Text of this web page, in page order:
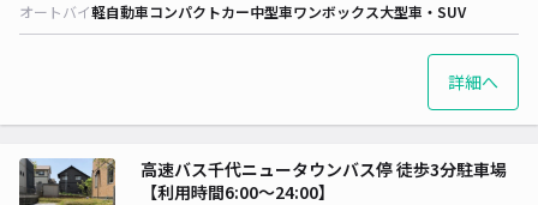
オートバイ軽自動車コンパクトカー中型車ワンボックス大型車・SUV
詳細へ
高速バス千代ニュータウンバス停 徒歩3分駐車場
【利用時間6:00～24:00】